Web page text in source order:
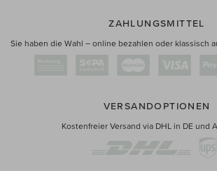
ZAHLUNGSMITTEL
Sie haben die Wahl – online bezahlen oder klassisch
VERSANDOPTIONEN
Kostenfreier Versand via DHL in DE und